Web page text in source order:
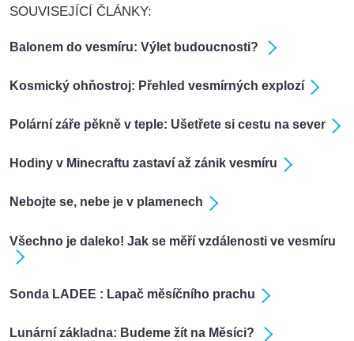
SOUVISEJÍCÍ ČLÁNKY:
Balonem do vesmíru: Výlet budoucnosti?
Kosmický ohňostroj: Přehled vesmírných explozí
Polární záře pěkně v teple: Ušetřete si cestu na sever
Hodiny v Minecraftu zastaví až zánik vesmíru
Nebojte se, nebe je v plamenech
Všechno je daleko! Jak se měří vzdálenosti ve vesmíru
Sonda LADEE : Lapač měsíčního prachu
Lunární základna: Budeme žít na Měsíci?